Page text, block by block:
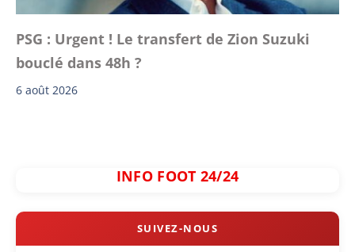
PSG : Urgent ! Le transfert de Zion Suzuki
bouclé dans 48h ?
6 août 2026
INFO FOOT 24/24